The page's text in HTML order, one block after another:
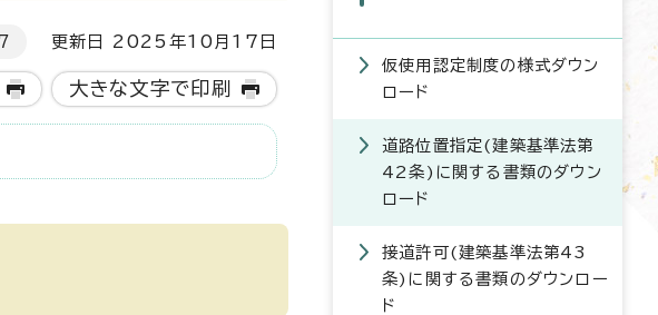
更新日 2025年10月17日
大きな文字で印刷
仮使用認定制度の様式ダウン
ロード
道路位置指定(建築基準法第
42条)に関する書類のダウン
ロード
接道許可(建築基準法第43
条)に関する書類のダウンロー
ド